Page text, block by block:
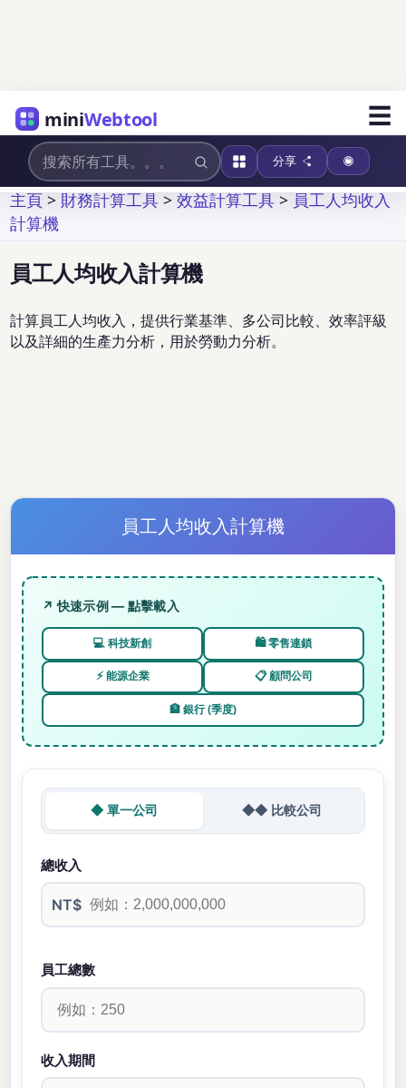
miniWebtool ☰
分享
主頁>財務計算工具>效益計算工具>員工人均收入
計算機
員工人均收入計算機
計算員工人均收入，提供行業基準、多公司比較、效率評級
以及詳細的生產力分析，用於勞動力分析。
員工人均收入計算機
↗ 快速示例 — 點擊載入
💻 科技新創 🛍️ 零售連鎖
⚡ 能源企業 📋 顧問公司
🏦 銀行 (季度)
◆ 單一公司 ◆◆ 比較公司
總收入
NT$
員工總數
收入期間